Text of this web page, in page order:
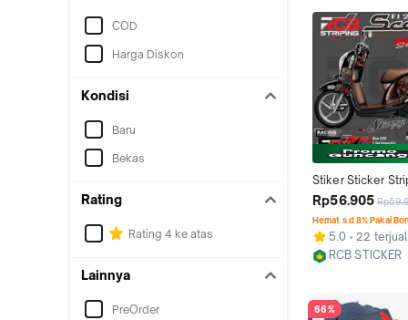
COD
Harga Diskon
Kondisi
Baru
Bekas
Rating
Rating 4 ke atas
Lainnya
PreOrder
Stiker Sticker
Full Scoopy Fi
2015 2016
Setiker Setriping
Stiker List Lis
Racing Aksesoris
Desain Design
Rp56.905
Hemat s.d 8% Pakai
5.0
22 terjual
RCB STICKER
66%